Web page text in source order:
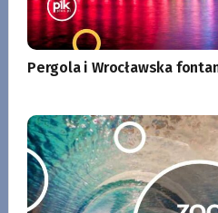
Pergola i Wrocławska